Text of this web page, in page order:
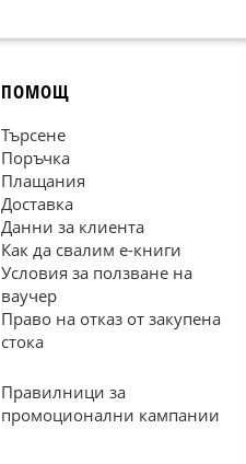
ПОМОЩ
Търсене
Поръчка
Плащания
Доставка
Данни за клиента
Как да свалим е-книги
Условия за ползване на
ваучер
Право на отказ от закупена
стока
Правилници за
промоционални кампании